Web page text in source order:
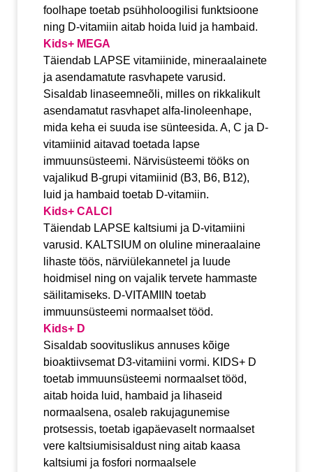
foolhape toetab psühholoogilisi funktsioone
ning D-vitamiin aitab hoida luid ja hambaid.
Kids+ MEGA
Täiendab LAPSE vitamiinide, mineraalainete
ja asendamatute rasvhapete varusid.
Sisaldab linaseemneõli, milles on rikkalikult
asendamatut rasvhapet alfa-linoleenhape,
mida keha ei suuda ise sünteesida. A, C ja D-
vitamiinid aitavad toetada lapse
immuunsüsteemi. Närvisüsteemi tööks on
vajalikud B-grupi vitamiinid (B3, B6, B12),
luid ja hambaid toetab D-vitamiin.
Kids+ CALCI
Täiendab LAPSE kaltsiumi ja D-vitamiini
varusid. KALTSIUM on oluline mineraalaine
lihaste töös, närviülekannetel ja luude
hoidmisel ning on vajalik tervete hammaste
säilitamiseks. D-VITAMIIN toetab
immuunsüsteemi normaalset tööd.
Kids+ D
Sisaldab soovituslikus annuses kõige
bioaktiivsemat D3-vitamiini vormi. KIDS+ D
toetab immuunsüsteemi normaalset tööd,
aitab hoida luid, hambaid ja lihaseid
normaalsena, osaleb rakujagunemise
protsessis, toetab igapäevaselt normaalset
vere kaltsiumisisaldust ning aitab kaasa
kaltsiumi ja fosfori normaalsele